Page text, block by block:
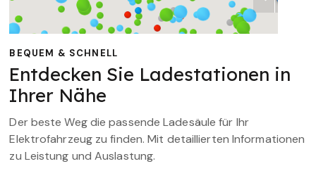
BEQUEM & SCHNELL
Entdecken Sie Ladestationen in
Ihrer Nähe
Der beste Weg die passende Ladesäule für Ihr
Elektrofahrzeug zu finden. Mit detaillierten Informationen
zu Leistung und Auslastung.